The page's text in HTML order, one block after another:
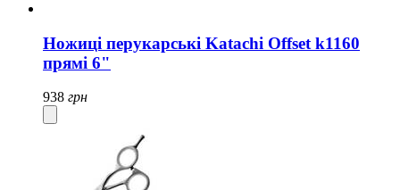
Ножиці перукарські Katachi Offset k1160
прямі 6"
938 грн